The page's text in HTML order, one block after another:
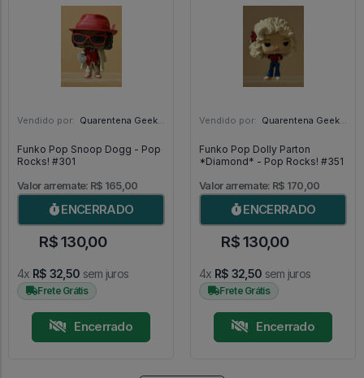
Vendido por: Quarentena Geek Store - SP
Funko Pop Snoop Dogg - Pop
Rocks! #301
Valor arremate: R$ 165,00
ENCERRADO
R$ 130,00
4x R$ 32,50 sem juros
Frete Grátis
Encerrado
Vendido por: Quarentena Geek Store - SP
Funko Pop Dolly Parton
*Diamond* - Pop Rocks! #351
Valor arremate: R$ 170,00
ENCERRADO
R$ 130,00
4x R$ 32,50 sem juros
Frete Grátis
Encerrado